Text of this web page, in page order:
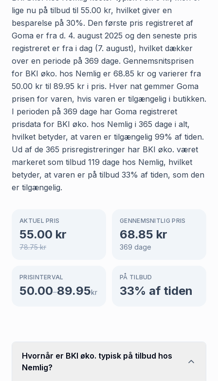
lige nu på tilbud til 55.00 kr, hvilket giver en
besparelse på 30%. Den første pris registreret af
Goma er fra d. 4. august 2025 og den seneste pris
registreret er fra i dag (7. august), hvilket dækker
over en periode på 369 dage. Gennemsnitsprisen
for BKI øko. hos Nemlig er 68.85 kr og varierer fra
50.00 kr til 89.95 kr i pris. Hver nat gemmer Goma
prisen for varen, hvis varen er tilgængelig i butikken.
I perioden på 369 dage har Goma registreret
prisdata for BKI øko. hos Nemlig i 365 dage i alt,
hvilket betyder, at varen er tilgængelig 99% af tiden.
Ud af de 365 prisregistreringer har BKI øko. været
markeret som tilbud 119 dage hos Nemlig, hvilket
betyder, at varen er på tilbud 33% af tiden, som den
er tilgængelig.
AKTUEL PRIS
55.00 kr
78.75kr
GENNEMSNITLIG PRIS
68.85 kr
369 dage
PRISINTERVAL
50.00–89.95kr
PÅ TILBUD
33% af tiden
Hvornår er BKI øko. typisk på tilbud hos
Nemlig?